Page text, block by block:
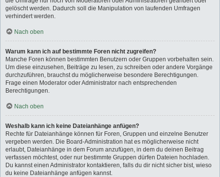
gelöscht werden. Dadurch soll die Manipulation von laufenden Umfragen
verhindert werden.
Nach oben
Warum kann ich auf bestimmte Foren nicht zugreifen?
Manche Foren können bestimmten Benutzern oder Gruppen vorbehalten sein.
Um diese einzusehen, Beiträge zu lesen, zu schreiben oder andere Vorgänge
durchzuführen, brauchst du möglicherweise besondere Berechtigungen.
Frage einen Moderator oder Administrator nach entsprechenden
Berechtigungen.
Nach oben
Weshalb kann ich keine Dateianhänge anfügen?
Rechte für Dateianhänge können für Foren, Gruppen und einzelne Benutzer
vergeben werden. Die Board-Administration hat es möglicherweise nicht
erlaubt, Dateianhänge in dem Forum anzufügen, in dem du deinen Beitrag
verfassen möchtest, oder nur bestimmte Gruppen dürfen Dateien hochladen.
Du kannst einen Administrator kontaktieren, falls du dir nicht sicher bist, wieso
du keine Dateianhänge anfügen kannst.